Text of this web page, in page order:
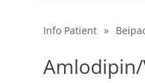
Info Patient »
Amlodipin/